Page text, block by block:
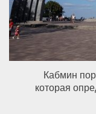
Кабмин
которая